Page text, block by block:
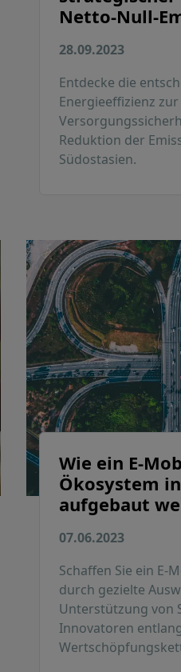
Netto-Null-
28.09.2023
Entdecke die
Energieeffizienz
Reduktion der
Südostasien.
Wie ein E-
Ökosystem
aufgebaut
07.06.2023
Schaffen Sie ein E-
durch gezielte
Unterstützung von
Innovatoren